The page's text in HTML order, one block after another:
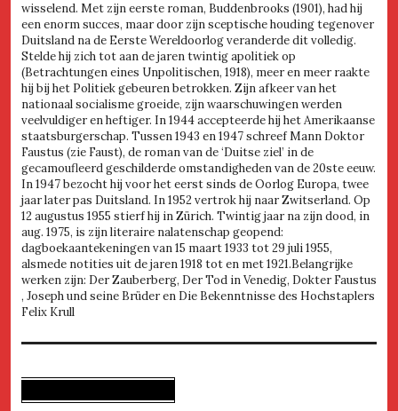
wisselend. Met zijn eerste roman, Buddenbrooks (1901), had hij
een enorm succes, maar door zijn sceptische houding tegenover
Duitsland na de Eerste Wereldoorlog veranderde dit volledig.
Stelde hij zich tot aan de jaren twintig apolitiek op
(Betrachtungen eines Unpolitischen, 1918), meer en meer raakte
hij bij het Politiek gebeuren betrokken. Zijn afkeer van het
nationaal socialisme groeide, zijn waarschuwingen werden
veelvuldiger en heftiger. In 1944 accepteerde hij het Amerikaanse
staatsburgerschap. Tussen 1943 en 1947 schreef Mann Doktor
Faustus (zie Faust), de roman van de ‘Duitse ziel’ in de
gecamoufleerd geschilderde omstandigheden van de 20ste eeuw.
In 1947 bezocht hij voor het eerst sinds de Oorlog Europa, twee
jaar later pas Duitsland. In 1952 vertrok hij naar Zwitserland. Op
12 augustus 1955 stierf hij in Zürich. Twintig jaar na zijn dood, in
aug. 1975, is zijn literaire nalatenschap geopend:
dagboekaantekeningen van 15 maart 1933 tot 29 juli 1955,
alsmede notities uit de jaren 1918 tot en met 1921.Belangrijke
werken zijn: Der Zauberberg, Der Tod in Venedig, Dokter Faustus
, Joseph und seine Brüder en Die Bekenntnisse des Hochstaplers
Felix Krull